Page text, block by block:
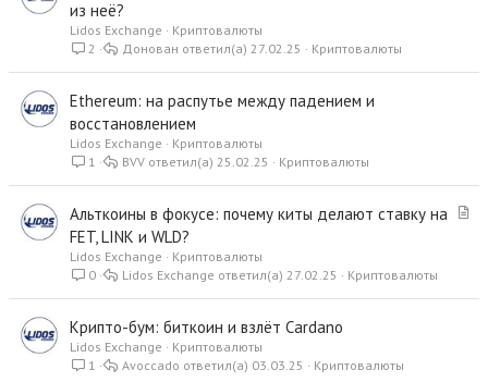
из неё?
Lidos Exchange
Криптовалюты
2
Криптовалюты
27.02.25
Донован
Ethereum: на распутье между падением и
восстановлением
Lidos Exchange
Криптовалюты
1
Криптовалюты
25.02.25
BVV
С
ь
Альткоины в фокусе: почему киты делают ставку на
FET, LINK и WLD?
Lidos Exchange
Криптовалюты
0
Криптовалюты
27.02.25
Lidos Exchange
Крипто-бум: биткоин и взлёт Cardano
Lidos Exchange
Криптовалюты
1
Криптовалюты
03.03.25
Avoccado